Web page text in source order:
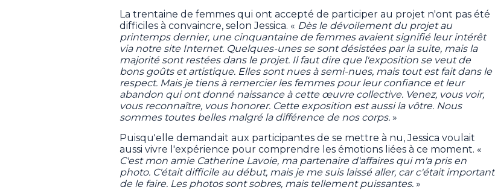
La trentaine de femmes qui ont accepté de participer au projet n'ont pas été
difficiles à convaincre, selon Jessica. « Dès le dévoilement du projet au
printemps dernier, une cinquantaine de femmes avaient signifié leur intérêt
via notre site Internet. Quelques-unes se sont désistées par la suite, mais la
majorité sont restées dans le projet. Il faut dire que l'exposition se veut de
bons goûts et artistique. Elles sont nues à semi-nues, mais tout est fait dans le
respect. Mais je tiens à remercier les femmes pour leur confiance et leur
abandon qui ont donné naissance à cette œuvre collective. Venez, vous voir,
vous reconnaître, vous honorer. Cette exposition est aussi la vôtre. Nous
sommes toutes belles malgré la différence de nos corps. »
Puisqu'elle demandait aux participantes de se mettre à nu, Jessica voulait
aussi vivre l'expérience pour comprendre les émotions liées à ce moment. «
C'est mon amie Catherine Lavoie, ma partenaire d'affaires qui m'a pris en
photo. C'était difficile au début, mais je me suis laissé aller, car c'était important
de le faire. Les photos sont sobres, mais tellement puissantes. »